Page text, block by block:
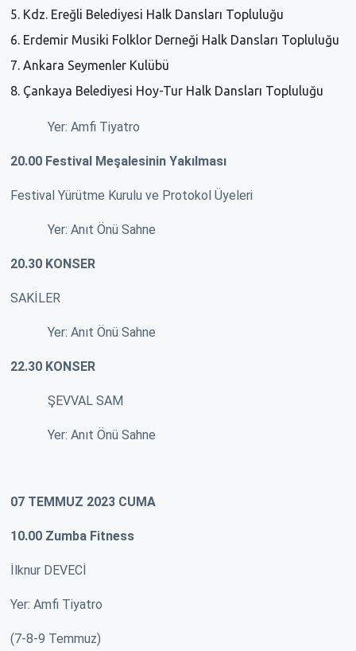
Kdz. Ereğli Belediyesi Halk Dansları Topluluğu
Erdemir Musiki Folklor Derneği Halk Dansları Topluluğu
Ankara Seymenler Kulübü
Çankaya Belediyesi Hoy-Tur Halk Dansları Topluluğu
Yer: Amfi Tiyatro
20.00 Festival Meşalesinin Yakılması
Festival Yürütme Kurulu ve Protokol Üyeleri
Yer: Anıt Önü Sahne
20.30 KONSER
SAKİLER
Yer: Anıt Önü Sahne
22.30 KONSER
ŞEVVAL SAM
Yer: Anıt Önü Sahne
07 TEMMUZ 2023 CUMA
10.00 Zumba Fitness
İlknur DEVECİ
Yer: Amfi Tiyatro
(7-8-9 Temmuz)